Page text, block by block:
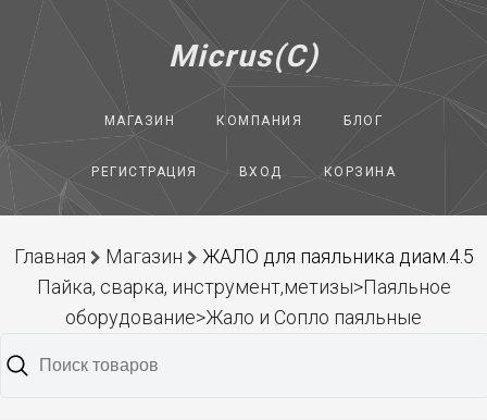
Micrus(C)
МАГАЗИН КОМПАНИЯ БЛОГ
РЕГИСТРАЦИЯ ВХОД КОРЗИНА
Главная Магазин
ЖАЛО для паяльника диам.4.5
Пайка, сварка, инструмент,метизы>Паяльное
оборудование>Жало и Сопло паяльные